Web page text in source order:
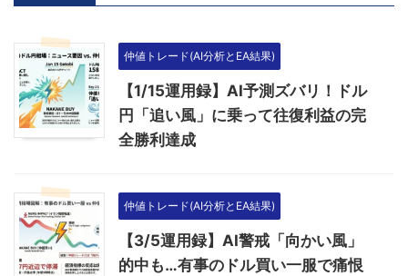
仲値トレード(AI分析とEA結果)
【1/15運用録】AI予測ズバリ！ドル
円「追い風」に乗って往復利益の完
全勝利達成
仲値トレード(AI分析とEA結果)
【3/5運用録】AI警戒「向かい風」
的中も…有事のドル買い一服で痛恨